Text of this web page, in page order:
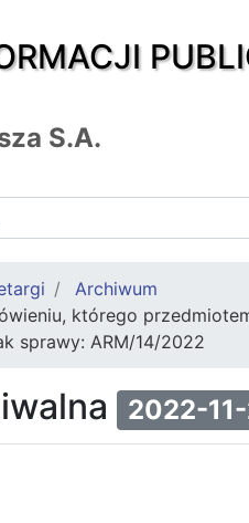
S.A.
Archiwum
którego
sprawy: ARM/14/2022
2022-